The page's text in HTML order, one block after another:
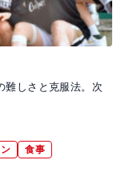
難しさと克服法。次
食事